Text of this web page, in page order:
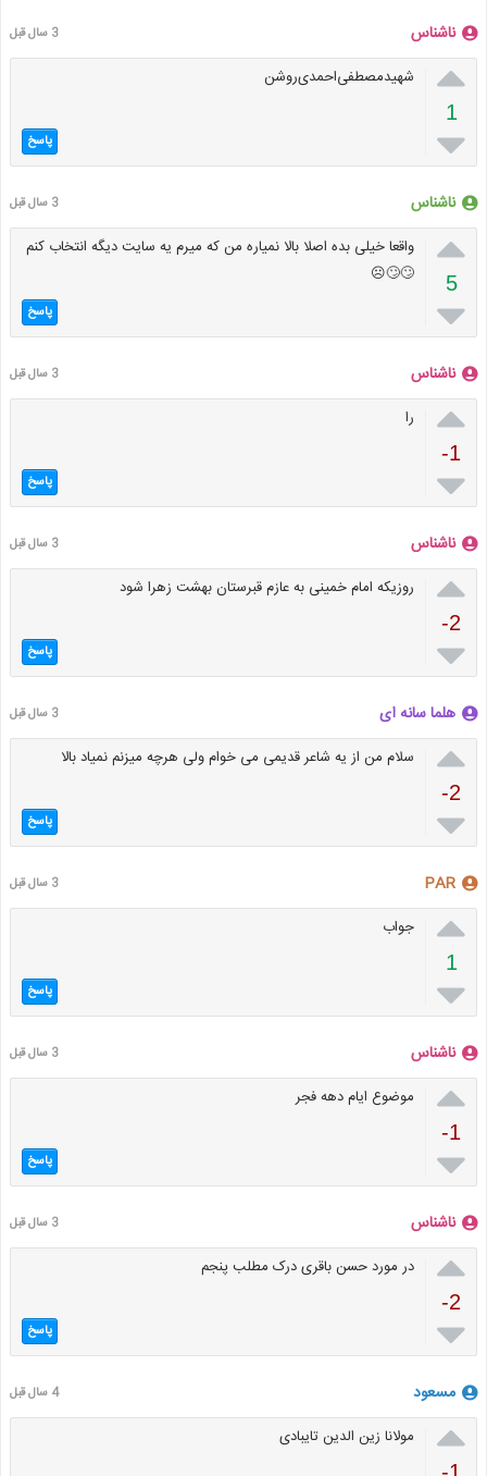
ناشناس 3 سال قبل

1

شهید‌مصطفی‌احمدی‌روشن
پاسخ
ناشناس 3 سال قبل

5

واقعا خیلی بده اصلا بالا نمیاره من که میرم یه سایت دیگه انتخاب کنم
🙄🙄☹️
پاسخ
ناشناس 3 سال قبل

-1

را
پاسخ
ناشناس 3 سال قبل

-2

روزیکه امام خمینی به عازم قبرستان بهشت زهرا شود
پاسخ
هلما سانه ای 3 سال قبل

-2

سلام من از یه شاعر قدیمی می خوام ولی هرچه میزنم نمیاد بالا
پاسخ
PAR 3 سال قبل

1

جواب
پاسخ
ناشناس 3 سال قبل

-1

موضوع ایام دهه فجر
پاسخ
ناشناس 3 سال قبل

-2

در مورد حسن باقری درک مطلب پنجم
پاسخ
مسعود 4 سال قبل
 مولانا زین الدین تایبادی